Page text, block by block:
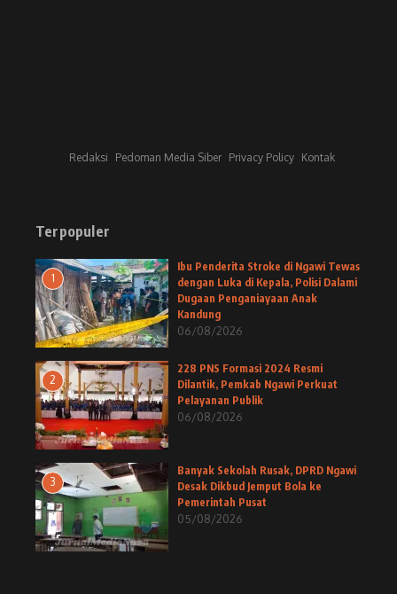
Redaksi Pedoman Media Siber Privacy Policy Kontak
Terpopuler
1
Ibu Penderita Stroke di Ngawi Tewas
dengan Luka di Kepala, Polisi Dalami
Dugaan Penganiayaan Anak
Kandung
06/08/2026
2
228 PNS Formasi 2024 Resmi
Dilantik, Pemkab Ngawi Perkuat
Pelayanan Publik
06/08/2026
3
Banyak Sekolah Rusak, DPRD Ngawi
Desak Dikbud Jemput Bola ke
Pemerintah Pusat
05/08/2026